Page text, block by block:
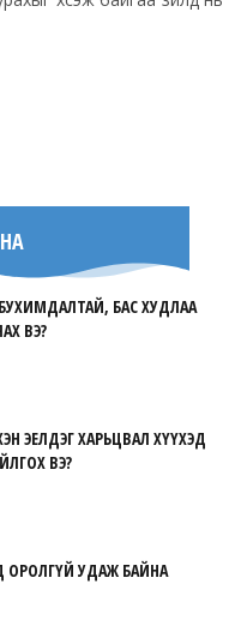
БАС ХУДЛАА
ВЭ?
ЭЕЛДЭГ ХАРЬЦВАЛ ХҮҮХЭД
ВЭ?
ОРОЛГҮЙ УДАЖ БАЙНА